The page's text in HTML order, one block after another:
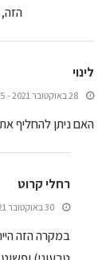
הזה,
לינוי
28 באוקטובר 2021 - 17:55
האם ניתן להחליף
רחלי קרוט
30 באוקטובר 2021 - 20:58
במקרה הזה